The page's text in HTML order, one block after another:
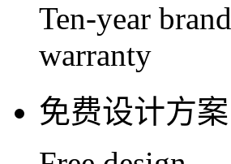
Ten-year brand
warranty
免费设计方案